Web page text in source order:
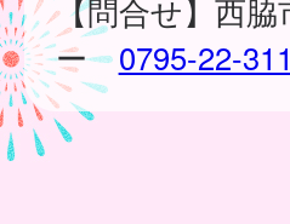
【問合せ】西
ー0795-22-